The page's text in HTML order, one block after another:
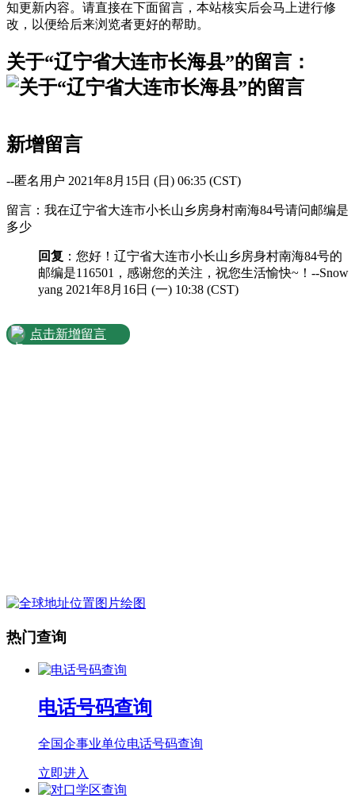
知更新内容。请直接在下面留言，本站核实后会马上进行修
改，以便给后来浏览者更好的帮助。
关于“辽宁省大连市长海县”的留言：
新增留言
--匿名用户 2021年8月15日 (日) 06:35 (CST)
留言：我在辽宁省大连市小长山乡房身村南海84号请问邮编是
多少
回复 ：您好！辽宁省大连市小长山乡房身村南海84号的
邮编是116501，感谢您的关注，祝您生活愉快~！--Snow
yang 2021年8月16日 (一) 10:38 (CST)
点击新增留言
热门查询
电话号码查询
全国企事业单位电话号码查询
立即进入